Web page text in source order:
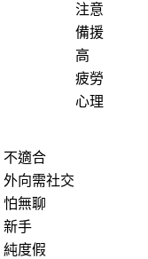
注意
備援
高
疲勞
心理
不適合
外向需社交
怕無聊
新手
純度假